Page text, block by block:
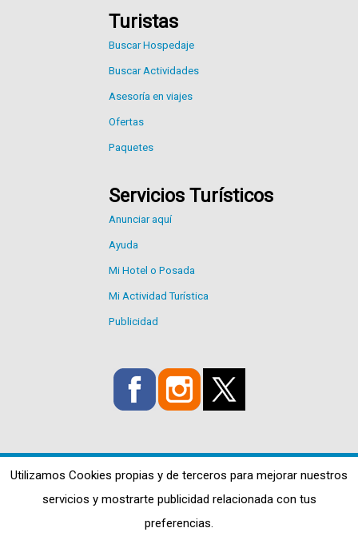
Turistas
Buscar Hospedaje
Buscar Actividades
Asesoría en viajes
Ofertas
Paquetes
Servicios Turísticos
Anunciar aquí
Ayuda
Mi Hotel o Posada
Mi Actividad Turística
Publicidad
Utilizamos Cookies propias y de terceros para mejorar nuestros
servicios y mostrarte publicidad relacionada con tus
preferencias.